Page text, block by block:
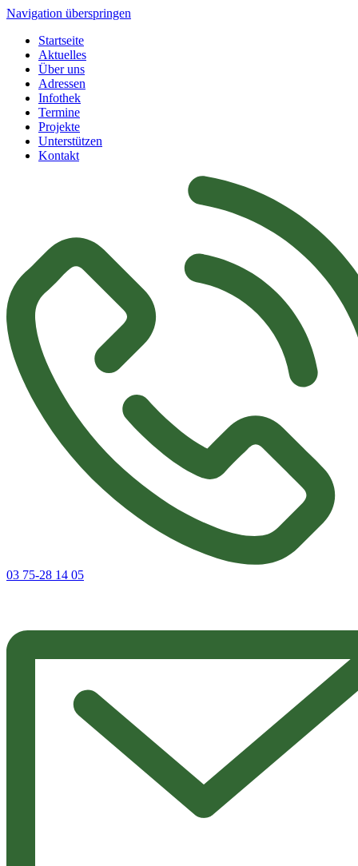
Navigation überspringen
Startseite
Aktuelles
Über uns
Adressen
Infothek
Termine
Projekte
Unterstützen
Kontakt
03 75-28 14 05